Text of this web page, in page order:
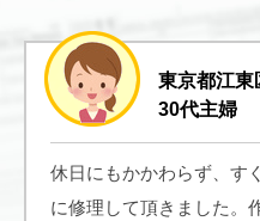
東京都江東
30代主婦
休日にもかかわらず、す
に修理して頂きました。